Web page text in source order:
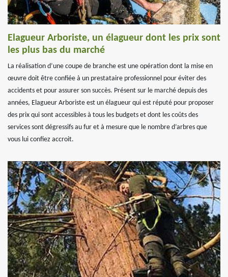
Elagueur Arboriste, un élagueur dont les prix sont
les plus bas du marché
La réalisation d’une coupe de branche est une opération dont la mise en
œuvre doit être confiée à un prestataire professionnel pour éviter des
accidents et pour assurer son succès. Présent sur le marché depuis des
années, Elagueur Arboriste est un élagueur qui est réputé pour proposer
des prix qui sont accessibles à tous les budgets et dont les coûts des
services sont dégressifs au fur et à mesure que le nombre d’arbres que
vous lui confiez accroit.